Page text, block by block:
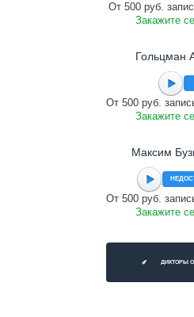
От 500 руб.
Закажите
Гольцман
От 500 руб.
Закажите
Максим
От 500 руб.
Закажите
ДИКТОРЫ